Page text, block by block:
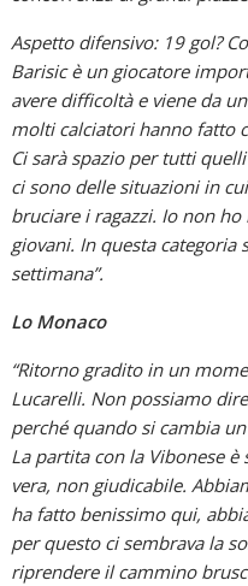
Aspetto difensivo: 19 gol?
Barisic è un giocatore
avere difficoltà e viene da
molti calciatori hanno fatto
Ci sarà spazio per tutti
ci sono delle situazioni in
bruciare i ragazzi. Io non
giovani. In questa categoria
settimana”.
Lo Monaco
“Ritorno gradito in un
Lucarelli. Non possiamo
perché quando si cambia
La partita con la Vibonese
vera, non giudicabile.
ha fatto benissimo qui,
per questo ci sembrava la
riprendere il cammino